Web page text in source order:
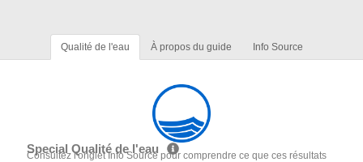
Qualité de l'eau À propos du guide Info Source
Special Qualité de l'eau
Consultez l'onglet Info Source pour comprendre ce que ces résultats